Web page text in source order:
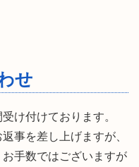
せ
け付けております。
事を差し上げますが、
手数ではございますが